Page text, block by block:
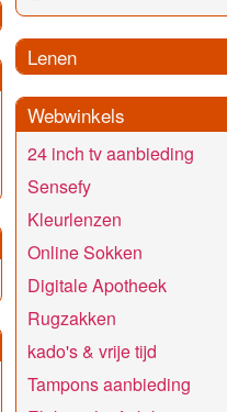
Lenen
Webwinkels
24 inch tv aanbieding
Sensefy
Kleurlenzen
Online Sokken
Digitale Apotheek
Rugzakken
kado's & vrije tijd
Tampons aanbieding